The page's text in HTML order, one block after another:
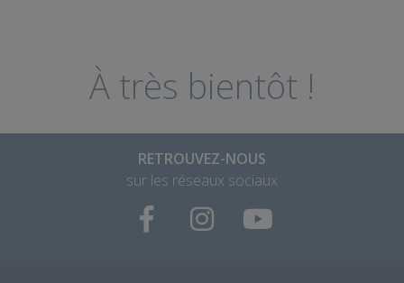
À très bientôt !
RETROUVEZ-NOUS
sur les réseaux sociaux